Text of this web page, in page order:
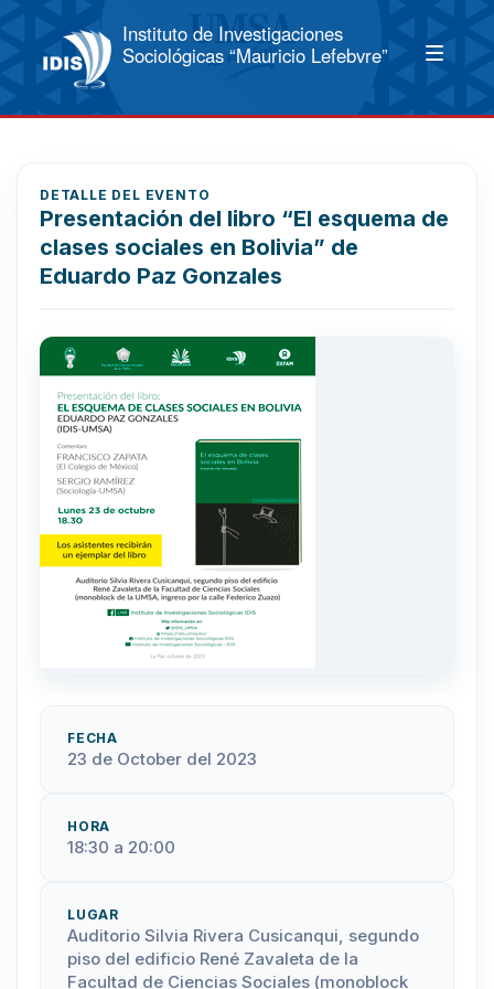
Instituto de Investigaciones
Sociológicas “Mauricio Lefebvre”
DETALLE DEL EVENTO
Presentación del libro “El esquema de
clases sociales en Bolivia” de
Eduardo Paz Gonzales
FECHA
23 de October del 2023
HORA
18:30 a 20:00
LUGAR
Auditorio Silvia Rivera Cusicanqui, segundo
piso del edificio René Zavaleta de la
Facultad de Ciencias Sociales (monoblock